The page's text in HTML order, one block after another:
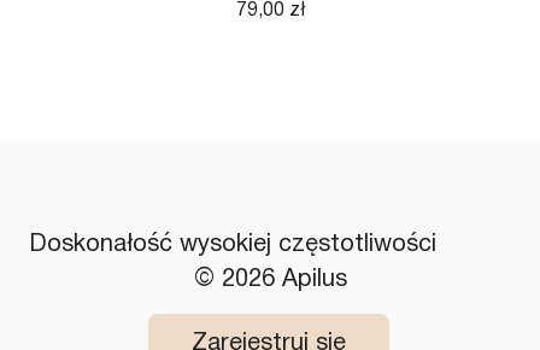
Cena
79,00 zł
Doskonałość wysokiej częstotliwości
© 2026 Apilus
Zarejestruj się